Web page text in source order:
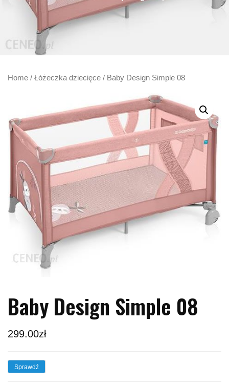
Home / Łóżeczka dziecięce / Baby Design Simple 08
Baby Design Simple 08
299.00zł
Sprawdź